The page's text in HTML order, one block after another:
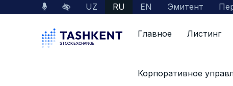
UZ RU EN Эмитент
Главное Листинг
Корпоративное